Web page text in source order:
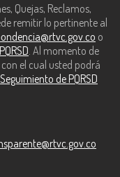
Quejas, Reclamos,
remitir lo pertinente al
o
. Al momento de
el cual usted podrá
Seguimiento de PQRSD